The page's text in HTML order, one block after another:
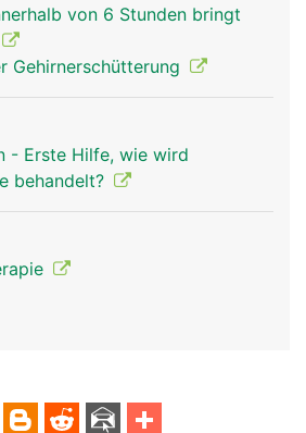
von 6 Stunden bringt
Gehirnerschütterung
- Erste Hilfe, wie wird
behandelt?